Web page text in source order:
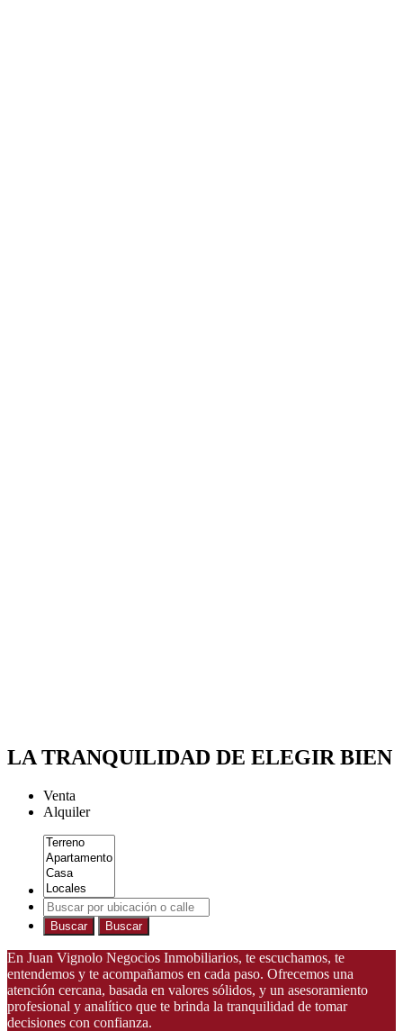
LA TRANQUILIDAD DE ELEGIR BIEN
Venta
Alquiler
Buscar Buscar
En Juan Vignolo Negocios Inmobiliarios, te escuchamos, te
entendemos y te acompañamos en cada paso. Ofrecemos una
atención cercana, basada en valores sólidos, y un asesoramiento
profesional y analítico que te brinda la tranquilidad de tomar
decisiones con confianza.